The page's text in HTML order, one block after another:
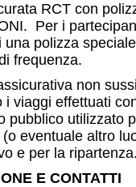
RCT con
Per i
una polizza
frequenza.
non
i viaggi effettuati
pubblico utilizzato
eventuale altro
e per la ripartenza.
E CONTATTI